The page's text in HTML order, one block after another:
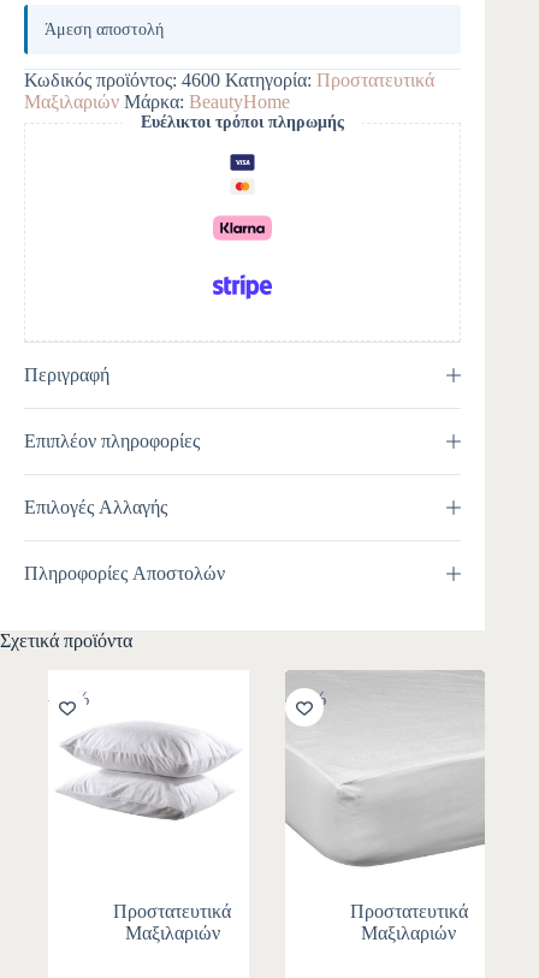
e
r
n
a
t
i
v
e
:
Άμεση αποστολή
Κωδικός προϊόντος: 4600 Κατηγορία: Προστατευτικά
Μαξιλαριών Μάρκα: BeautyHome
Ευέλικτοι τρόποι πληρωμής
Περιγραφή
Επιπλέον πληροφορίες
Επιλογές Αλλαγής
Πληροφορίες Αποστολών
Σχετικά προϊόντα
-10%
Προστατευτικά
Μαξιλαριών
-10%
Προστατευτικά
Μαξιλαριών